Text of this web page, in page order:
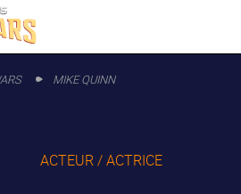
MIKE QUINN
ACTEUR / ACTRICE